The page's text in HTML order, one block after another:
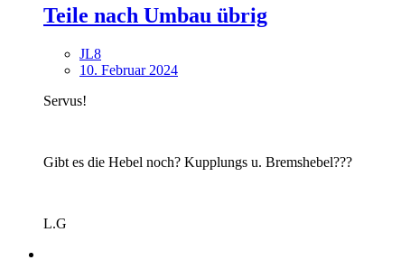
Teile nach Umbau übrig
JL8
10. Februar 2024
Servus!
Gibt es die Hebel noch? Kupplungs u. Bremshebel???
L.G